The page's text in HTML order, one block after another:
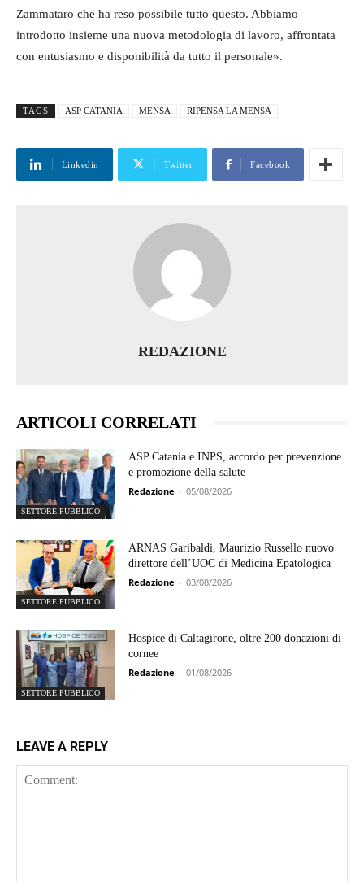
Zammataro che ha reso possibile tutto questo. Abbiamo
introdotto insieme una nuova metodologia di lavoro, affrontata
con entusiasmo e disponibilità da tutto il personale».
TAGS ASP CATANIA MENSA RIPENSA LA MENSA
Linkedin Twitter Facebook
REDAZIONE
ARTICOLI CORRELATI
SETTORE PUBBLICO
ASP Catania e INPS, accordo per prevenzione
e promozione della salute
Redazione - 05/08/2026
SETTORE PUBBLICO
ARNAS Garibaldi, Maurizio Russello nuovo
direttore dell’UOC di Medicina Epatologica
Redazione - 03/08/2026
SETTORE PUBBLICO
Hospice di Caltagirone, oltre 200 donazioni di
cornee
Redazione - 01/08/2026
LEAVE A REPLY